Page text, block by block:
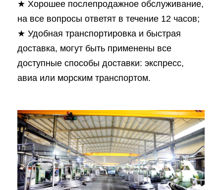
★ Хорошее послепродажное обслуживание,
на все вопросы ответят в течение 12 часов;
★ Удобная транспортировка и быстрая
доставка, могут быть применены все
доступные способы доставки: экспресс,
авиа или морским транспортом.